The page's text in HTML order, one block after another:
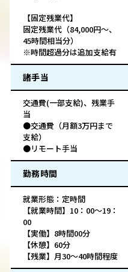
【固定残業代】
固定残業代（84,000円～、
45時間相当分）
※時間超過分は追加支給有
諸手当
交通費(一部支給)、残業手
当
●交通費（月額3万円まで
支給）
●リモート手当
勤務時間
就業形態：定時間
【就業時間】10：00〜19：
00
【実働】8時間00分
【休憩】60分
【残業】月30～40時間程度